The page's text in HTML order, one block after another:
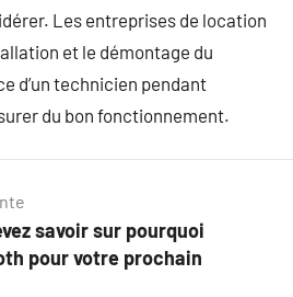
Les entreprises de location
et le démontage du
d’un technicien pendant
du bon fonctionnement.
savoir sur pourquoi
pour votre prochain